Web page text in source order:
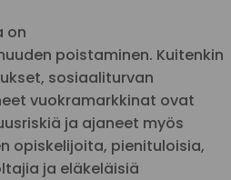
on
poistaminen. Kuitenkin
sosiaaliturvan
vuokramarkkinat ovat
ja ajaneet myös
opiskelijoita, pienituloisia,
ja eläkeläisiä